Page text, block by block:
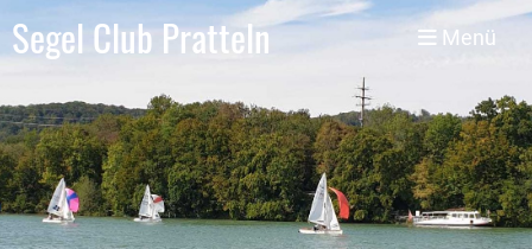
Segel Club Pratteln Menü